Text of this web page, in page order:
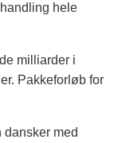
hele
milliarder i
Pakkeforløb for
med